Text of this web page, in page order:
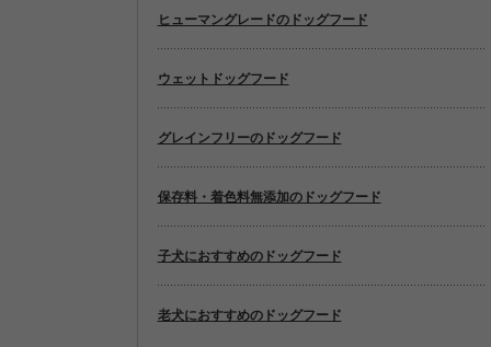
ヒューマングレードのドッグフード
ウェットドッグフード
グレインフリーのドッグフード
保存料・着色料無添加のドッグフード
子犬におすすめのドッグフード
老犬におすすめのドッグフード